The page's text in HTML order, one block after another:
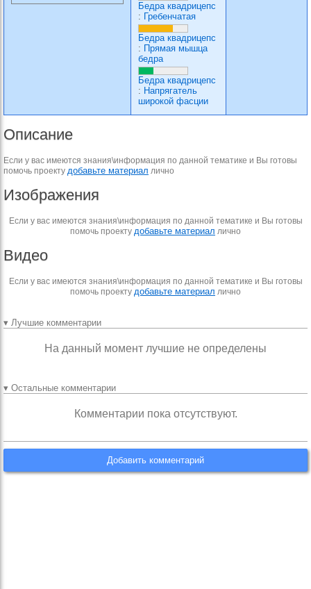
Бедра квадрицепс
: Гребенчатая
Бедра квадрицепс
: Прямая мышца
бедра
Бедра квадрицепс
: Напрягатель
широкой фасции
Описание
Если у вас имеются знания\информация по данной тематике и Вы готовы
помочь проекту добавьте материал лично
Изображения
Если у вас имеются знания\информация по данной тематике и Вы готовы
помочь проекту добавьте материал лично
Видео
Если у вас имеются знания\информация по данной тематике и Вы готовы
помочь проекту добавьте материал лично
▾ Лучшие комментарии
На данный момент лучшие не определены
▾ Остальные комментарии
Комментарии пока отсутствуют.
Добавить комментарий